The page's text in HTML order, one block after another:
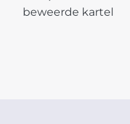
beweerde kartel